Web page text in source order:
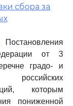
сбора за
Постановления
от 3
градо- и
которым
пониженной